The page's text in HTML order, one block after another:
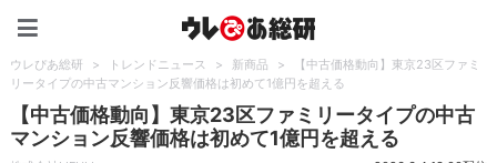
ウレぴあ総研 > トレンドニュース > 新商品 >
【中古価格動向】東京23区ファミ
リータイプの中古マンション反響価格は初めて1億円を超える
【中古価格動向】東京23区ファミリータイプの中古
マンション反響価格は初めて1億円を超える